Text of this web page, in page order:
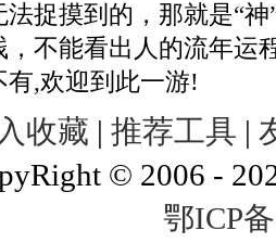
法捉摸到的，那就是“
，不能看出人的流年运
有,欢迎到此一游!
收藏 | 推荐工具 |
© 2006 -
鄂ICP